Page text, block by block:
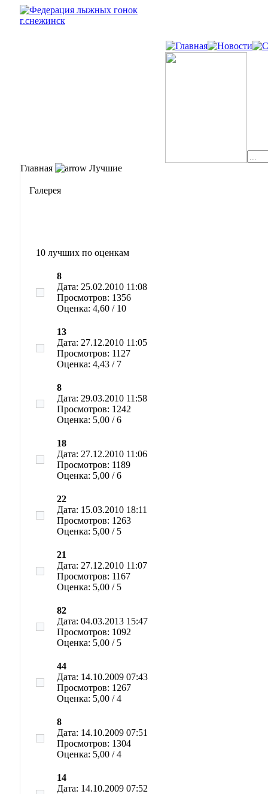
Главная Лучшие
Галерея
10 лучших по оценкам
8
Дата: 25.02.2010 11:08
Просмотров: 1356
Оценка: 4,60 / 10
13
Дата: 27.12.2010 11:05
Просмотров: 1127
Оценка: 4,43 / 7
8
Дата: 29.03.2010 11:58
Просмотров: 1242
Оценка: 5,00 / 6
18
Дата: 27.12.2010 11:06
Просмотров: 1189
Оценка: 5,00 / 6
22
Дата: 15.03.2010 18:11
Просмотров: 1263
Оценка: 5,00 / 5
21
Дата: 27.12.2010 11:07
Просмотров: 1167
Оценка: 5,00 / 5
82
Дата: 04.03.2013 15:47
Просмотров: 1092
Оценка: 5,00 / 5
44
Дата: 14.10.2009 07:43
Просмотров: 1267
Оценка: 5,00 / 4
8
Дата: 14.10.2009 07:51
Просмотров: 1304
Оценка: 5,00 / 4
14
Дата: 14.10.2009 07:52